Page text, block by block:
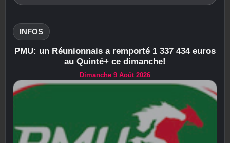
INFOS
PMU: un Réunionnais a remporté 1 337 434 euros
au Quinté+ ce dimanche!
Dimanche 9 Août 2026